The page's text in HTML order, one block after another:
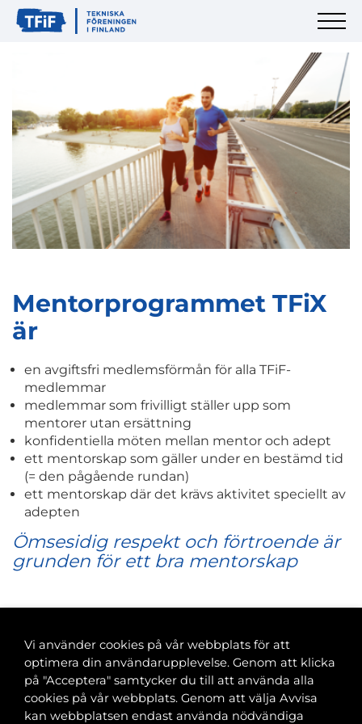
Mentorprogrammet TFiX
är
en avgiftsfri medlemsförmån för alla TFiF-
medlemmar
medlemmar som frivilligt ställer upp som
mentorer utan ersättning
konfidentiella möten mellan mentor och adept
ett mentorskap som gäller under en bestämd tid
(= den pågående rundan)
ett mentorskap där det krävs aktivitet speciellt av
adepten
Ömsesidig respekt och förtroende är
grunden för ett bra mentorskap
Banvaktsgatan 2A, 00520 Helsingfors
Vi använder cookies på vår webbplats för att
optimera din användarupplevelse. Genom att klicka
på "Acceptera" samtycker du till att använda alla
cookies på vår webbplats. Genom att välja Avvisa
kan webbplatsen endast använda nödvändiga